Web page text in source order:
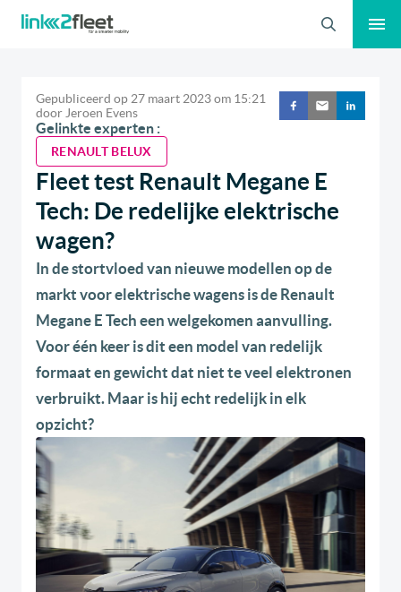
Zoeken
Gepubliceerd op27 maart 2023om 15:21
doorJeroen Evens
Gelinkte experten :
RENAULT BELUX
Fleet test Renault Megane E
Tech: De redelijke elektrische
wagen?
In de stortvloed van nieuwe modellen op de
markt voor elektrische wagens is de Renault
Megane E Tech een welgekomen aanvulling.
Voor één keer is dit een model van redelijk
formaat en gewicht dat niet te veel elektronen
verbruikt. Maar is hij echt redelijk in elk
opzicht?